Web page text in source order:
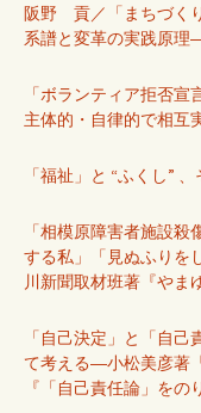
阪野 貢／「まちづく
系譜と変革の実践原理
「ボランティア拒否
主体的・自律的で相
「福祉」と “ふくし”
「相模原障害者施設
する私」「見ぬふりを
川新聞取材班著『や
「自己決定」と「自
て考える―小松美彦著
『「自己責任論」を